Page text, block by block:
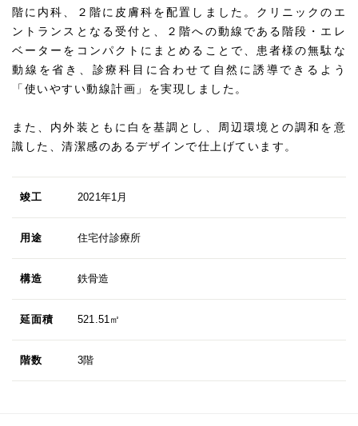
階に内科、２階に皮膚科を配置しました。クリニックのエ
ントランスとなる受付と、２階への動線である階段・エレ
ベーターをコンパクトにまとめることで、患者様の無駄な
動線を省き、診療科目に合わせて自然に誘導できるよう
「使いやすい動線計画」を実現しました。
また、内外装ともに白を基調とし、周辺環境との調和を意
識した、清潔感のあるデザインで仕上げています。
竣工 2021年1月
用途 住宅付診療所
構造 鉄骨造
延面積 521.51㎡
階数 3階